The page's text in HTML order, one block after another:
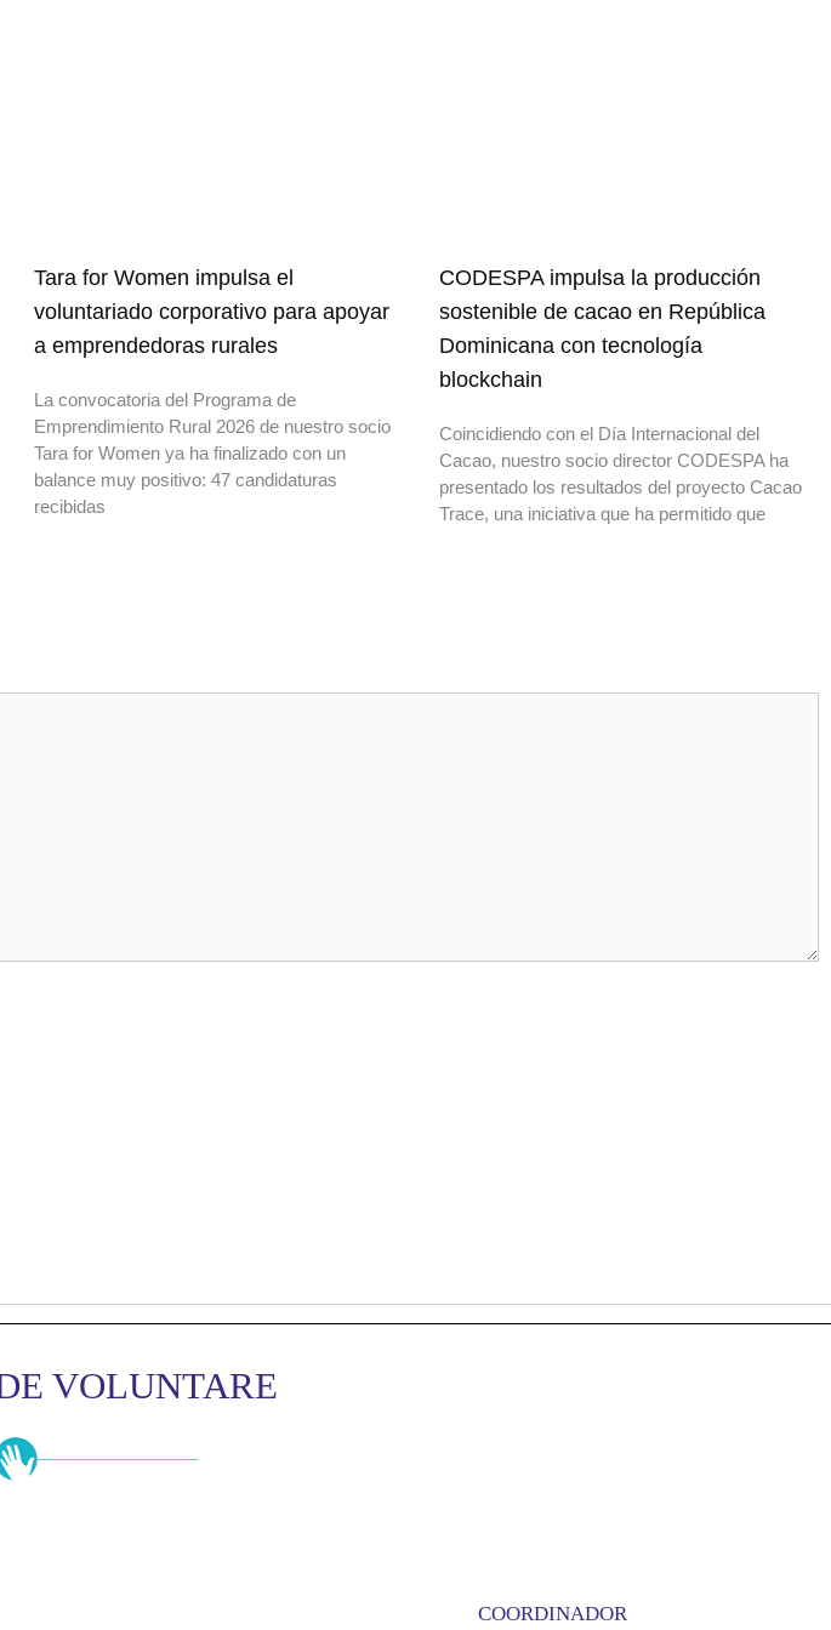
Tara for Women impulsa el
voluntariado corporativo para apoyar
a emprendedoras rurales
La convocatoria del Programa de
Emprendimiento Rural 2026 de nuestro socio
Tara for Women ya ha finalizado con un
balance muy positivo: 47 candidaturas
recibidas
CODESPA impulsa la producción
sostenible de cacao en República
Dominicana con tecnología
blockchain
Coincidiendo con el Día Internacional del
Cacao, nuestro socio director CODESPA ha
presentado los resultados del proyecto Cacao
Trace, una iniciativa que ha permitido que
VOLUNTARE
COORDINADOR